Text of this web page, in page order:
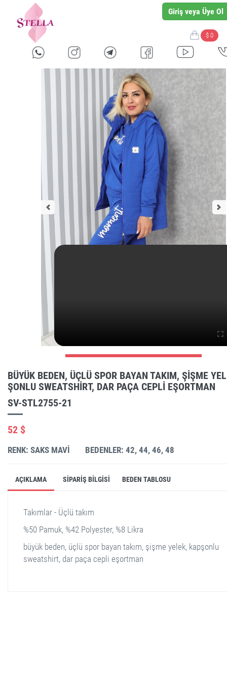
Giriş veya Üye Ol
$ 0
BÜYÜK BEDEN, ÜÇLÜ SPOR BAYAN TAKIM, ŞIŞME
ŞONLU SWEATSHIRT, DAR PAÇA CEPLI EŞORTMAN
SV-STL2755-21
52 $
RENK: SAKS MAVI BEDENLER: 42, 44, 46, 48
AÇIKLAMA SIPARIŞ BILGISI BEDEN TABLOSU
Takımlar - Üçlü takım
%50 Pamuk, %42 Polyester, %8 Likra
büyük beden, üçlü spor bayan takım, şişme yelek, kapşonlu
sweatshirt, dar paça cepli eşortman